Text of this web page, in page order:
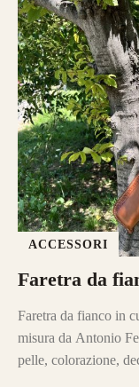
ACCESSORI
Faretra da
Faretra da fianco in
misura da Antonio
pelle, colorazione,